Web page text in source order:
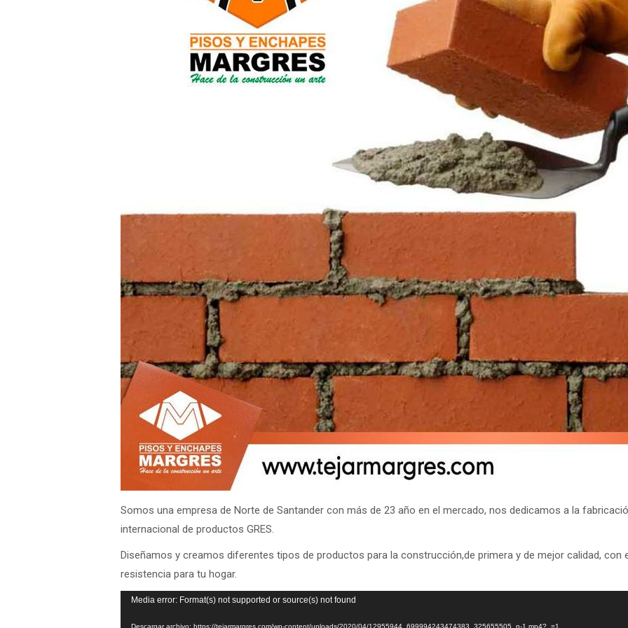
Somos una empresa de Norte de Santander con más de 23 año en el mercado, nos dedicamos a la
internacional de productos GRES.
Diseñamos y creamos diferentes tipos de productos para la construcción,de primera y de mejor calidad, con
resistencia para tu hogar.
Reproductor
Media error: Format(s) not supported or source(s) not found
Descargar archivo: https://tejarmargres.com/wp-content/uploads/2020/04/12955944_699994243474383_325655505_n-1.mp4?_=1